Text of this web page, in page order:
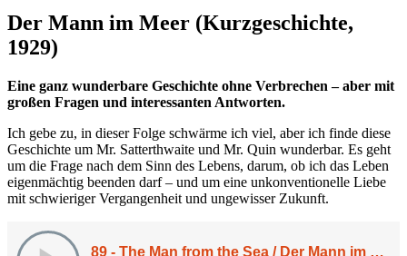
Broken
Wing“
Der Mann im Meer (Kurzgeschichte,
1929)
Eine ganz wunderbare Geschichte ohne Verbrechen – aber mit
großen Fragen und interessanten Antworten.
Ich gebe zu, in dieser Folge schwärme ich viel, aber ich finde diese
Geschichte um Mr. Satterthwaite und Mr. Quin wunderbar. Es geht
um die Frage nach dem Sinn des Lebens, darum, ob ich das Leben
eigenmächtig beenden darf – und um eine unkonventionelle Liebe
mit schwieriger Vergangenheit und ungewisser Zukunft.